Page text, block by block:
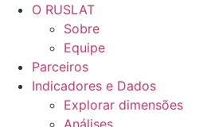
O RUSLAT
Sobre
Equipe
Parceiros
Indicadores e Dados
Explorar dimensões
Análises